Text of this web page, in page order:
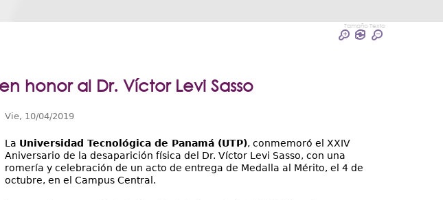
Tamaño Texto
honor al Dr. Víctor Levi Sasso
Vie, 10/04/2019
La Universidad Tecnológica de Panamá (UTP), conmemoró el XXIV
Aniversario de la desaparición física del Dr. Víctor Levi Sasso, con una
romería y celebración de un acto de entrega de Medalla al Mérito, el 4 de
octubre, en el Campus Central.